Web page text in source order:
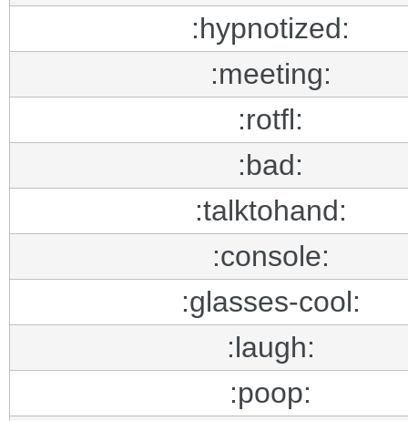
:hypnotized:
:meeting:
:rotfl:
:bad:
:talktohand:
:console:
:glasses-cool:
:laugh:
:poop: